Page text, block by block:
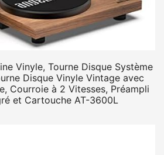
Vinyle, Tourne Disque Système
Disque Vinyle Vintage avec
Courroie à 2 Vitesses, Préampli
et Cartouche AT-3600L